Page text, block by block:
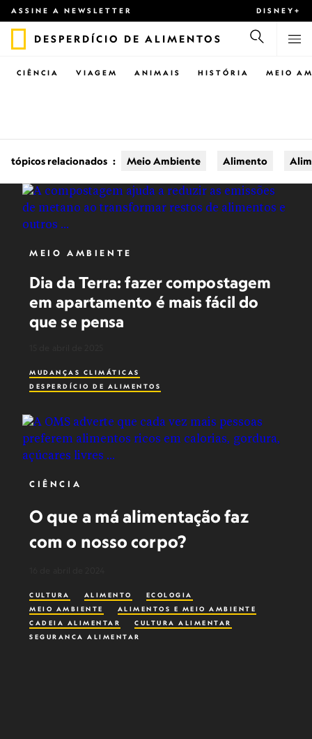
ASSINE A NEWSLETTER DISNEY+
DESPERDÍCIO DE ALIMENTOS
CIÊNCIA VIAGEM ANIMAIS HISTÓRIA MEIO
tópicos relacionados : Meio Ambiente Alimento
MEIO AMBIENTE
Dia da Terra: fazer compostagem
em apartamento é mais fácil do
que se pensa
MUDANÇAS CLIMÁTICAS
DESPERDÍCIO DE ALIMENTOS
CIÊNCIA
O que a má alimentação faz
com o nosso corpo?
CULTURA ALIMENTO
ECOLOGIA
MEIO AMBIENTE
ALIMENTOS E MEIO AMBIENTE
CADEIA ALIMENTAR
CULTURA ALIMENTAR
SEGURANÇA ALIMENTAR